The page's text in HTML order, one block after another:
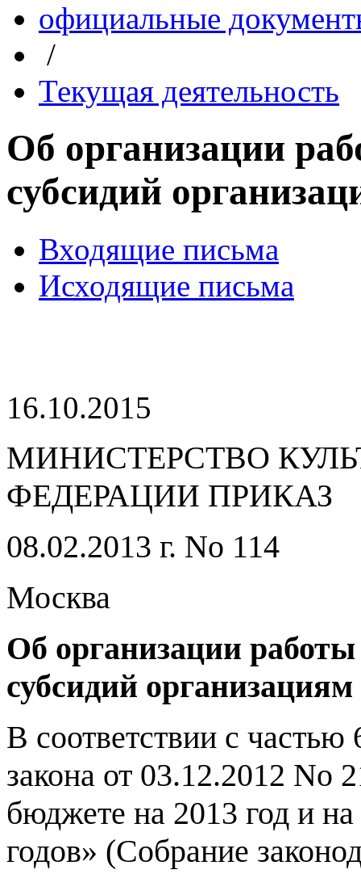
официальные
/
Текущая деятельность
Об организации
субсидий
Входящие письма
Исходящие письма
16.10.2015
МИНИСТЕРСТВО
ФЕДЕРАЦИИ ПРИКАЗ
08.02.2013 г. No 114
Москва
Об организации
субсидий
В соответствии с частью
закона от 03.12.2012 No
бюджете на 2013 год и
годов» (Собрание